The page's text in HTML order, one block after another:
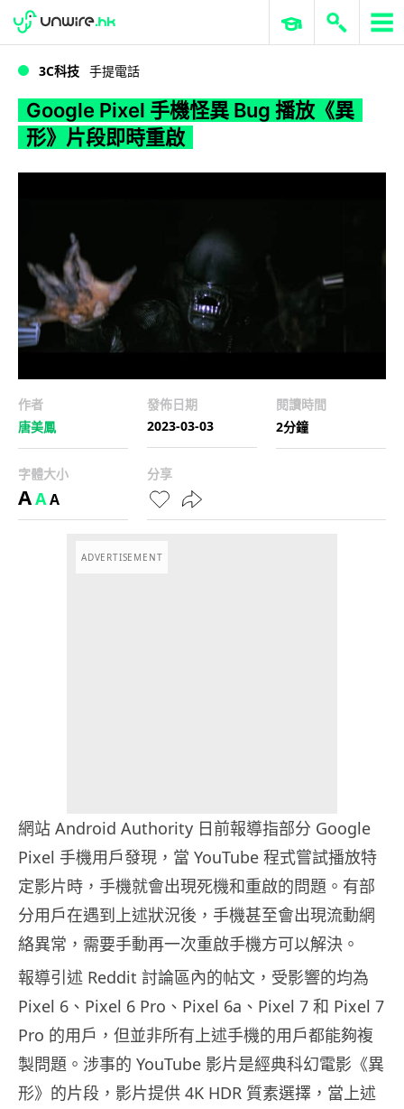
WWDC 2026 ERP 與商業 AI
3C科技 手提電話
Google Pixel 手機怪異 Bug 播放《異
形》片段即時重啟
作者
唐美鳳
發佈日期
2023-03-03
閱讀時間
2分鐘
字體大小
AAA
分享
ADVERTISEMENT
網站 Android Authority 日前報導指部分 Google
Pixel 手機用戶發現，當 YouTube 程式嘗試播放特
定影片時，手機就會出現死機和重啟的問題。有部
分用戶在遇到上述狀況後，手機甚至會出現流動網
絡異常，需要手動再一次重啟手機方可以解決。
報導引述 Reddit 討論區內的帖文，受影響的均為
Pixel 6、Pixel 6 Pro、Pixel 6a、Pixel 7 和 Pixel 7
Pro 的用戶，但並非所有上述手機的用戶都能夠複
製問題。涉事的 YouTube 影片是經典科幻電影《異
形》的片段，影片提供 4K HDR 質素選擇，當上述